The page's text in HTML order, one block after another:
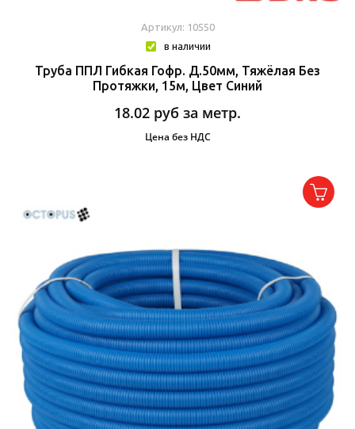
Артикул: 10550
в наличии
Труба ППЛ Гибкая Гофр. Д.50мм, Тяжёлая Без
Протяжки, 15м, Цвет Синий
18.02 руб за метр.
Цена без НДС